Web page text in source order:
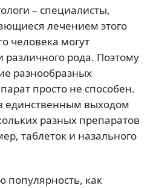
– специалисты,
лечением этого
человека могут
различного рода. Поэтому
разнообразных
просто не способен.
единственным выходом
разных препаратов
таблеток и назального
популярность, как